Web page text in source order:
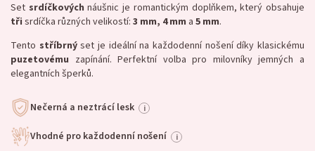
Set srdíčkových náušnic je romantickým doplňkem, který obsahuje
tři srdíčka různých velikostí: 3 mm, 4 mm a 5 mm.
Tento stříbrnýset je ideální na každodenní nošení díky klasickému
puzetovému zapínání. Perfektní volba pro milovníky jemných a
elegantních šperků.
Nečerná a neztrácí lesk i
Vhodné pro každodenní nošení i